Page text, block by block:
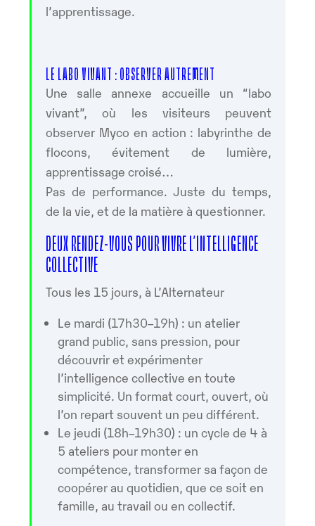
l’apprentissage.
LE LABO VIVANT : OBSERVER AUTREMENT
Une salle annexe accueille un “labo
vivant”, où les visiteurs peuvent
observer Myco en action : labyrinthe de
flocons, évitement de lumière,
apprentissage croisé…
Pas de performance. Juste du temps,
de la vie, et de la matière à questionner.
DEUX RENDEZ-VOUS POUR VIVRE L’INTELLIGENCE
COLLECTIVE
Tous les 15 jours, à L’Alternateur
Le mardi (17h30–19h) : un atelier
grand public, sans pression, pour
découvrir et expérimenter
l’intelligence collective en toute
simplicité. Un format court, ouvert, où
l’on repart souvent un peu différent.
Le jeudi (18h–19h30) : un cycle de 4 à
5 ateliers pour monter en
compétence, transformer sa façon de
coopérer au quotidien, que ce soit en
famille, au travail ou en collectif.